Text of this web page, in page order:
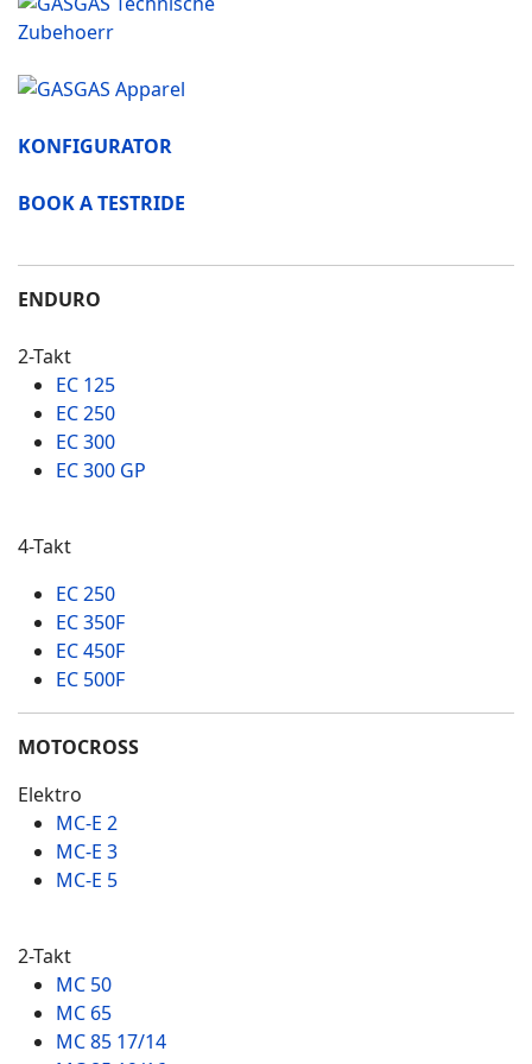
KONFIGURATOR
BOOK A TESTRIDE
ENDURO
2-Takt
EC 125
EC 250
EC 300
EC 300 GP
4-Takt
EC 250
EC 350F
EC 450F
EC 500F
MOTOCROSS
Elektro
MC-E 2
MC-E 3
MC-E 5
2-Takt
MC 50
MC 65
MC 85 17/14